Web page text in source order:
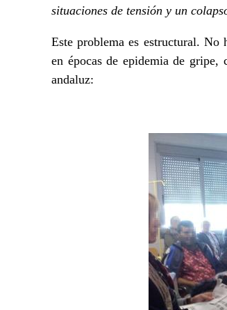
situaciones de tensión y un
Este problema es estructural. No
en épocas de epidemia de
andaluz: